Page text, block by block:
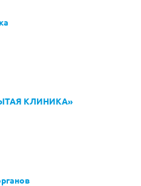
КЛИНИКА»